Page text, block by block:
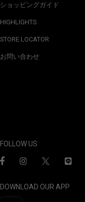
ショッピングガイド
HIGHLIGHTS
STORE LOCATOR
お問い合わせ
FOLLOW US
DOWNLOAD OUR APP